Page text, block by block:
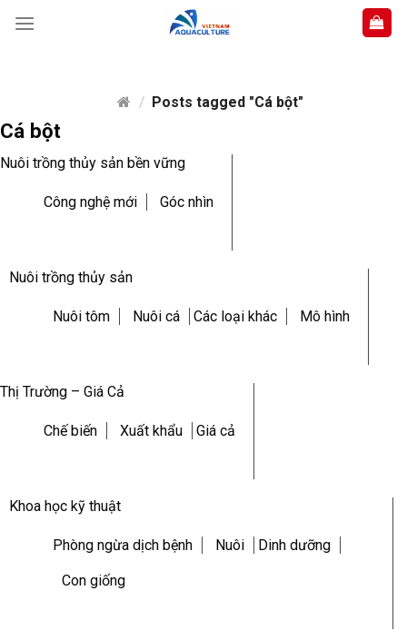
/ Posts tagged "Cá bột"
Cá bột
Nuôi trồng thủy sản bền vững
Công nghệ mới Góc nhìn
Nuôi trồng thủy sản
Nuôi tôm Nuôi cá Các loại khác Mô hình
Thị Trường – Giá Cả
Chế biến Xuất khẩu Giá cả
Khoa học kỹ thuật
Phòng ngừa dịch bệnh Nuôi Dinh dưỡng
Con giống